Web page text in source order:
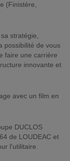
(Finistère,
stratégie,
possibilité de vous
faire une carrière
innovante et
avec un film en
DUCLOS
de LOUDEAC et
l'utilitaire.